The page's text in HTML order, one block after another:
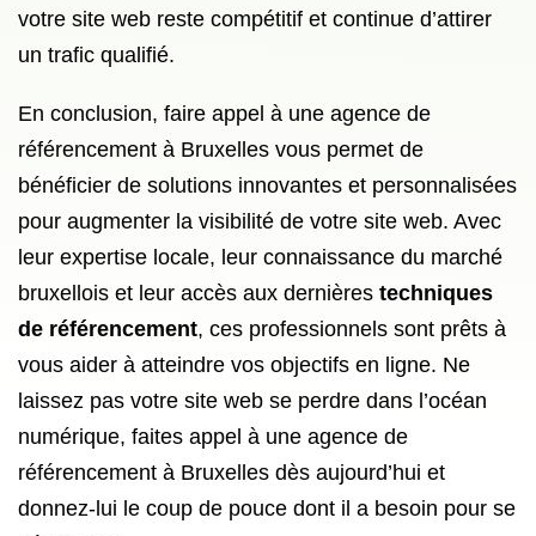
votre site web reste compétitif et continue d’attirer
un trafic qualifié.
En conclusion, faire appel à une agence de
référencement à Bruxelles vous permet de
bénéficier de solutions innovantes et personnalisées
pour augmenter la visibilité de votre site web. Avec
leur expertise locale, leur connaissance du marché
bruxellois et leur accès aux dernières techniques
de référencement, ces professionnels sont prêts à
vous aider à atteindre vos objectifs en ligne. Ne
laissez pas votre site web se perdre dans l’océan
numérique, faites appel à une agence de
référencement à Bruxelles dès aujourd’hui et
donnez-lui le coup de pouce dont il a besoin pour se